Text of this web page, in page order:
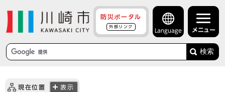
防災ポータル
外部リンク
Language メニュー
検索
現在位置 表示